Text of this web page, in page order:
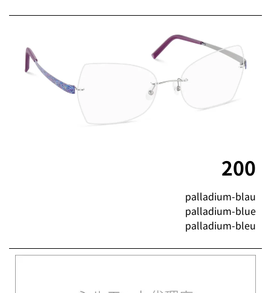
200
palladium-blau
palladium-blue
palladium-bleu